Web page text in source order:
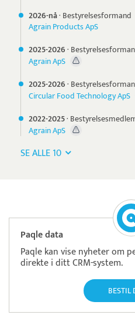
2026-nå· Bestyrelsesformand
Agrain Products ApS
2025-2026·
Agrain ApS
2025-2026·
Circular Food Technology ApS
2022-2025·
Agrain ApS
SE ALLE 10
Paqle data
Paqle kan vise nyheter om
direkte i ditt CRM-system.
BESTIL